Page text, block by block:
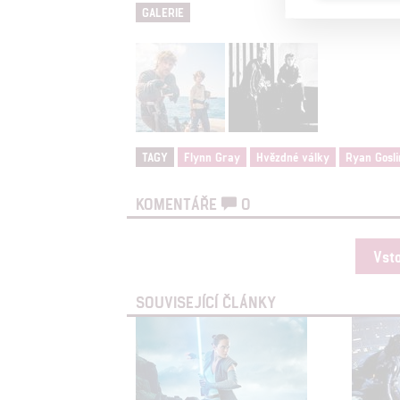
GALERIE
TAGY Flynn Gray Hvězdné války Ryan
KOMENTÁŘE 0
SOUVISEJÍCÍ ČLÁNKY
Udělením
možnost: